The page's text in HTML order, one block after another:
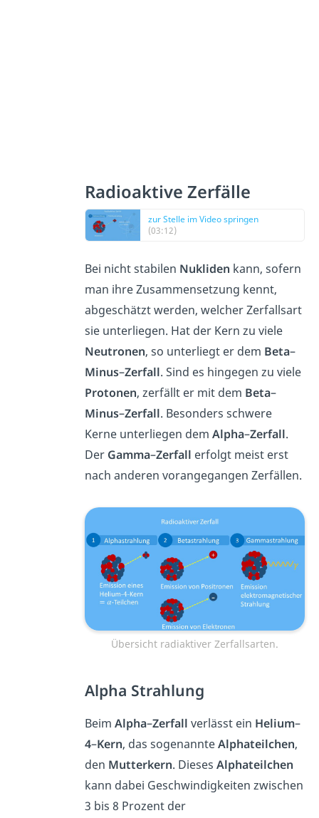
Radioaktive Zerfälle
zur Stelle im Video springen
(03:12)
Bei nicht stabilen Nukliden kann, sofern
man ihre Zusammensetzung kennt,
abgeschätzt werden, welcher Zerfallsart
sie unterliegen. Hat der Kern zu viele
Neutronen, so unterliegt er dem Beta–
Minus–Zerfall. Sind es hingegen zu viele
Protonen, zerfällt er mit dem Beta–
Minus–Zerfall. Besonders schwere
Kerne unterliegen demAlpha–Zerfall.
Der Gamma–Zerfall erfolgt meist erst
nach anderen vorangegangen Zerfällen.
Übersicht radiaktiver Zerfallsarten.
Alpha Strahlung
BeimAlpha–Zerfall verlässt ein Helium–
4–Kern, das sogenannteAlphateilchen,
den Mutterkern. DiesesAlphateilchen
kann dabei Geschwindigkeiten zwischen
3 bis 8 Prozent der